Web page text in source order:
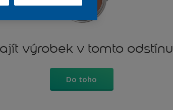
výrobek v tomto odstínu
Do toho